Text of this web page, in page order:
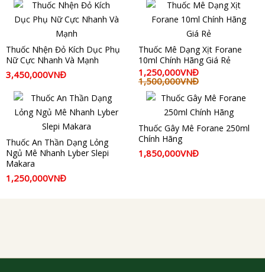
Thuốc Nhện Đỏ Kích Dục Phụ
Nữ Cực Nhanh Và Mạnh
3,450,000VNĐ
Thuốc Mê Dạng Xịt Forane
10ml Chính Hãng Giá Rẻ
1,250,000VNĐ
1,500,000VNĐ
Thuốc An Thần Dạng Lỏng
Ngủ Mê Nhanh Lyber Slepi
Makara
1,250,000VNĐ
Thuốc Gây Mê Forane 250ml
Chính Hãng
1,850,000VNĐ